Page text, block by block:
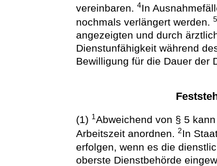
vereinbaren.4In
nochmals verlängert werden.5
angezeigten und durch
Dienstunfähigkeit während
Bewilligung für die Dauer der
(1) 1Abweichend von § 5
Arbeitszeit anordnen.2In
erfolgen, wenn es die
oberste Dienstbehörde